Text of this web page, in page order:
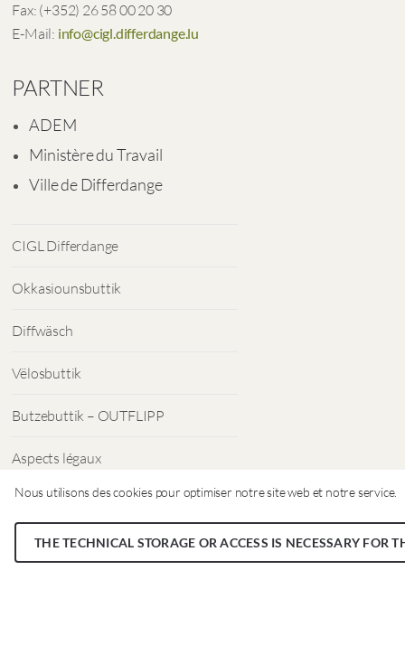
Nous utilisons des cookies pour optimiser notre site web et notre service.
THE TECHNICAL STORAGE OR ACCESS IS NECESSARY FOR
Fax: (+352) 26 58 00 20 30
E-Mail: info@cigl.differdange.lu
PARTNER
ADEM
Ministère du Travail
Ville de Differdange
CIGL Differdange
Okkasiounsbuttik
Diffwäsch
Vëlosbuttik
Butzebuttik – OUTFLIPP
Aspects légaux
Protection des données